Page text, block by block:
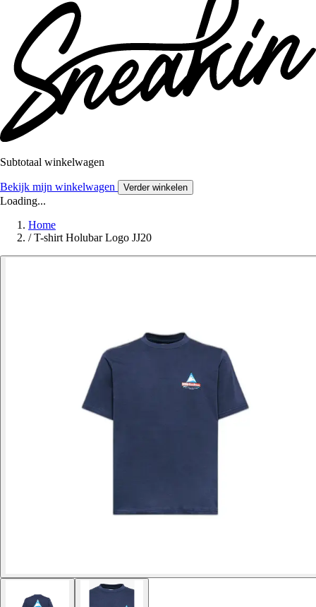
Subtotaal winkelwagen
Bekijk mijn winkelwagen Verder winkelen
Loading...
Home
/ T-shirt Holubar Logo JJ20